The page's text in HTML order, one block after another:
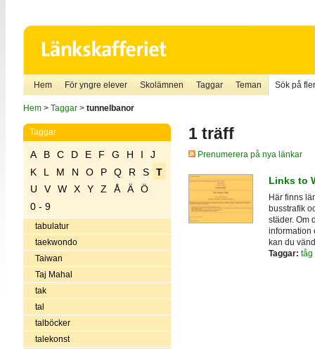
Hem För yngre elever Skolämnen Taggar Teman Sök på
Hem> Taggar> tunnelbanor
Taggar
A B C D E F G H I
J
K
L M N O P Q R S
T
U
V W X Y Z Å Ä
Ö
0 - 9
tabulatur
taekwondo
Taiwan
Taj Mahal
tak
tal
talböcker
talekonst
1 träff
Prenumerera på nya länkar
Links to
Här finns
busstrafik
städer. Om
information
kan du
Taggar: tåg